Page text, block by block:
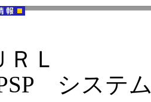
ＲＬ
システム